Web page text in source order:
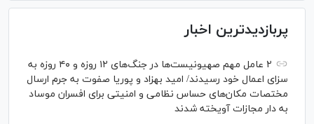
پربازدیدترین اخبار
۲ عامل مهم صهیونیست‌ها در جنگ‌های ۱۲ روزه و ۴۰ روزه به
سزای اعمال خود رسیدند/ امید بهزاد و پوریا صفوت به جرم ارسال
مختصات مکان‌های حساس نظامی و امنیتی برای افسران موساد
به دار مجازات آویخته شدند